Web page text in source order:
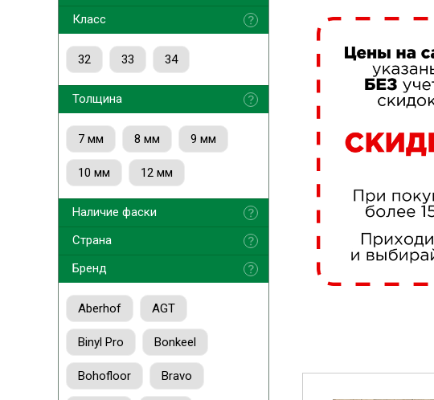
Класс
32 33 34
Толщина
7 мм 8 мм 9 мм
10 мм 12 мм
Наличие фаски
Страна
Бренд
Aberhof AGT
Binyl Pro Bonkeel
Bohofloor Bravo